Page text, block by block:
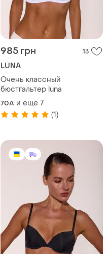
985 грн 13
LÚNA
Очень классный
бюстгальтер luna
70A и еще 7
(1)